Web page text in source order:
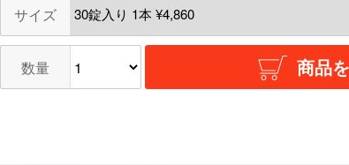
サイズ
数量 商品